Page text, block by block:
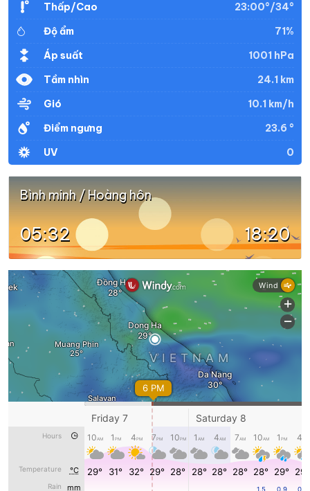
20:00
21:00 28°
22:00 28°/
31°
Thấp/Cao
23:00°/34°
Độ ẩm
71%
Áp suất
1001 hPa
Tầm nhìn
24.1 km
Gió
10.1 km/h
Điểm ngưng
23.6 °
UV
0
Bình minh / Hoàng hôn
05:32 18:20